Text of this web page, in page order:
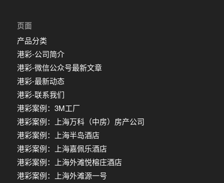
页面
产品分类
港彩-公司简介
港彩-微信公众号最新文章
港彩-最新动态
港彩-联系我们
港彩案例：3M工厂
港彩案例：上海万科（中房）房产公司
港彩案例：上海半岛酒店
港彩案例：上海嘉佩乐酒店
港彩案例：上海外滩悦榕庄酒店
港彩案例：上海外滩源一号